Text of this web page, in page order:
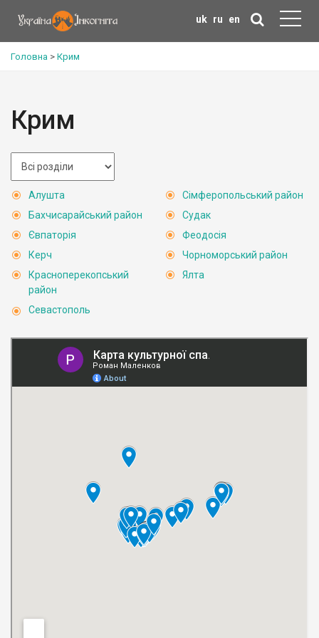
uk ru en
Головна > Крим
Крим
Алушта
Бахчисарайський район
Євпаторія
Керч
Красноперекопський
район
Севастополь
Сімферопольський район
Судак
Феодосія
Чорноморський район
Ялта